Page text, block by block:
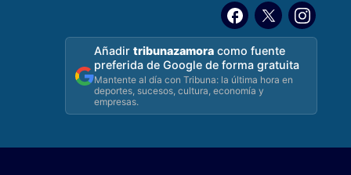
Añadirtribunazamora como fuente
preferida de Google de forma gratuita
Mantente al día con Tribuna: la última hora en
deportes, sucesos, cultura, economía y
empresas.